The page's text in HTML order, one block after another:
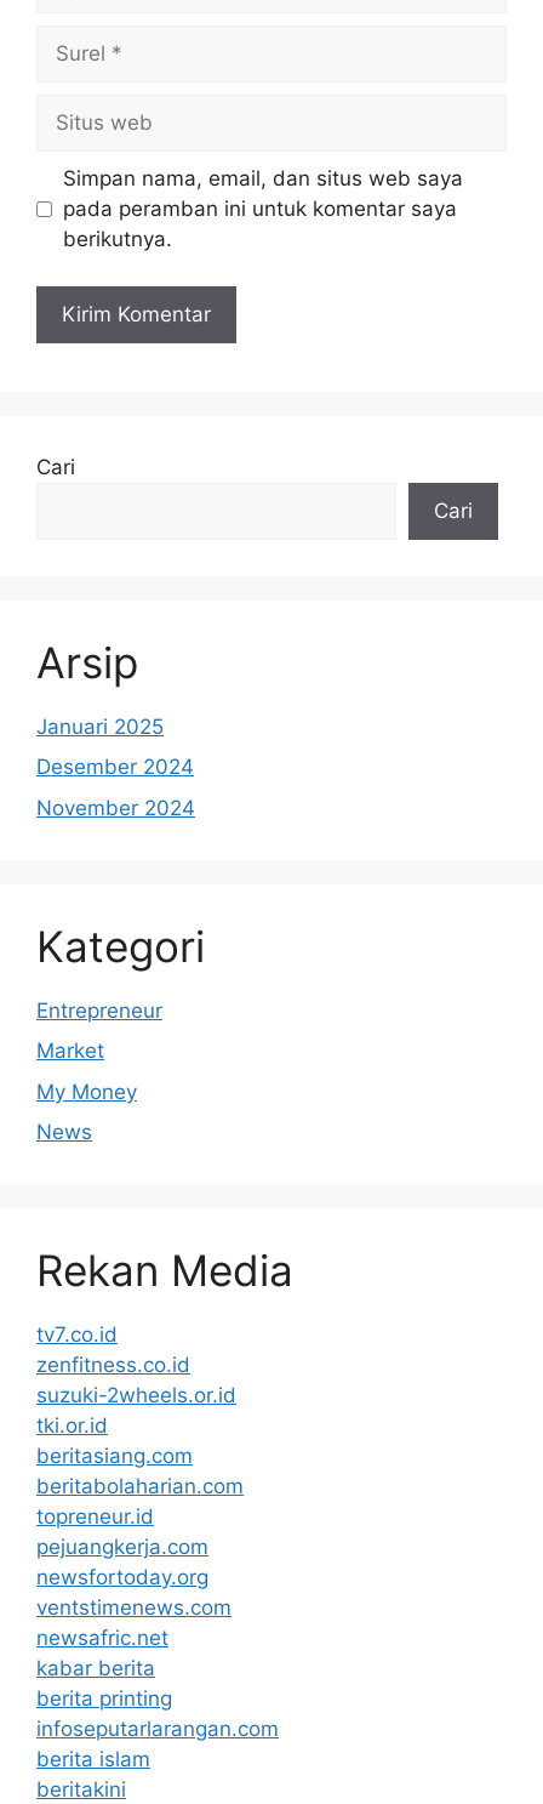
Surel
Situs
web
Simpan nama, email, dan situs web saya
pada peramban ini untuk komentar saya
berikutnya.
Cari
Cari
Arsip
Januari 2025
Desember 2024
November 2024
Kategori
Entrepreneur
Market
My Money
News
Rekan Media
tv7.co.id
zenfitness.co.id
suzuki-2wheels.or.id
tki.or.id
beritasiang.com
beritabolaharian.com
topreneur.id
pejuangkerja.com
newsfortoday.org
ventstimenews.com
newsafric.net
kabar berita
berita printing
infoseputarlarangan.com
berita islam
beritakini